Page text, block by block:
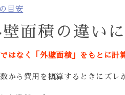
目安
面積の違い
はなく「外壁面積」をもとに計
から費用を概算するときにズレ